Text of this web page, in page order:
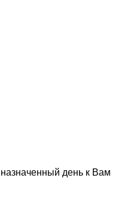
день к Вам